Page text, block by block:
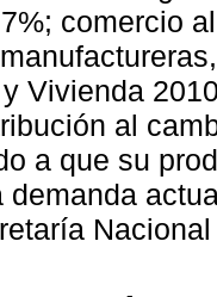
comercio
Vivienda
al
a que su
demanda